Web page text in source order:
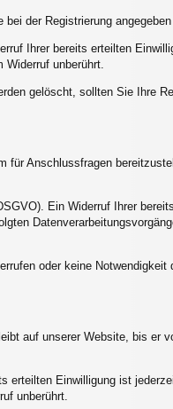
der Registrierung angegeben
Ihrer bereits erteilten
unberührt.
gelöscht, sollten Sie Ihre
für Anschlussfragen
Ein Widerruf Ihrer
oder keine Notwendigkeit
auf unserer Website, bis er
erteilten Einwilligung ist
unberührt.